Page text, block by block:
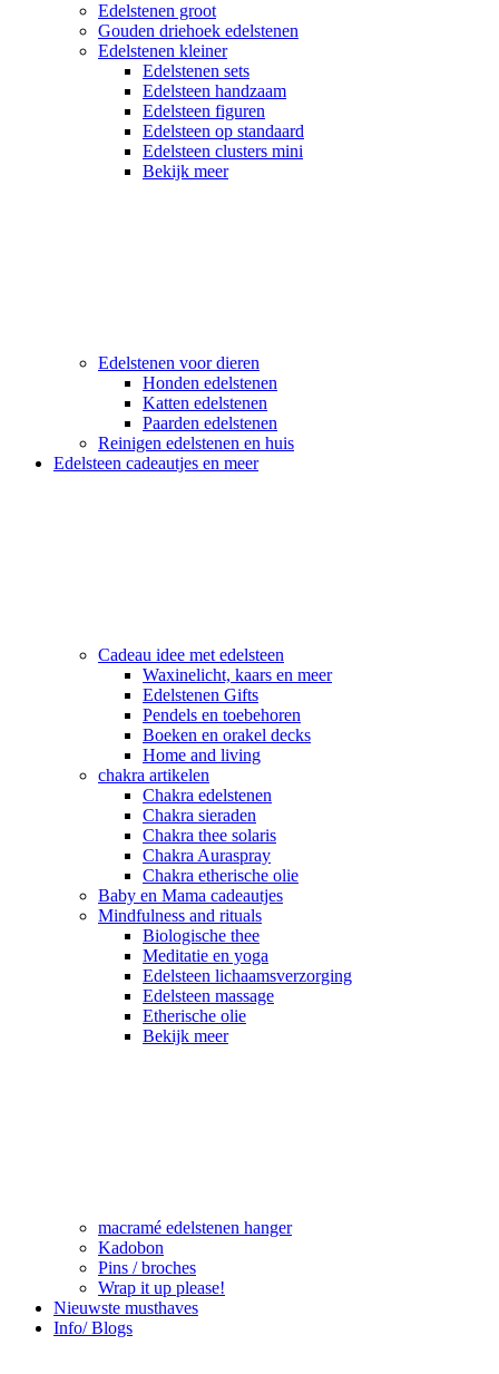
Edelstenen groot
Gouden driehoek edelstenen
Edelstenen kleiner
Edelstenen sets
Edelsteen handzaam
Edelsteen figuren
Edelsteen op standaard
Edelsteen clusters mini
Bekijk meer
Edelstenen voor dieren
Honden edelstenen
Katten edelstenen
Paarden edelstenen
Reinigen edelstenen en huis
Edelsteen cadeautjes en meer
Cadeau idee met edelsteen
Waxinelicht, kaars en meer
Edelstenen Gifts
Pendels en toebehoren
Boeken en orakel decks
Home and living
chakra artikelen
Chakra edelstenen
Chakra sieraden
Chakra thee solaris
Chakra Auraspray
Chakra etherische olie
Baby en Mama cadeautjes
Mindfulness and rituals
Biologische thee
Meditatie en yoga
Edelsteen lichaamsverzorging
Edelsteen massage
Etherische olie
Bekijk meer
macramé edelstenen hanger
Kadobon
Pins / broches
Wrap it up please!
Nieuwste musthaves
Info/ Blogs